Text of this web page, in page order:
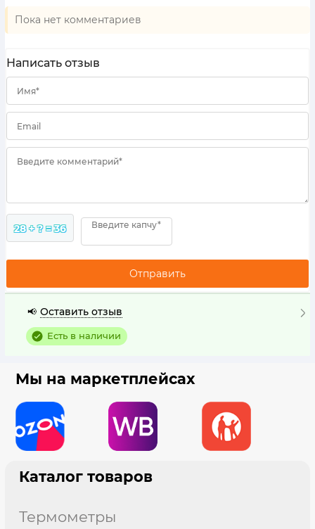
Пока нет комментариев
Написать отзыв
Имя*
Email
Введите комментарий*
28 + ? = 36 Введите капчу*
📢 Оставить отзыв
Есть в наличии
Мы на маркетплейсах
Каталог товаров
термометры